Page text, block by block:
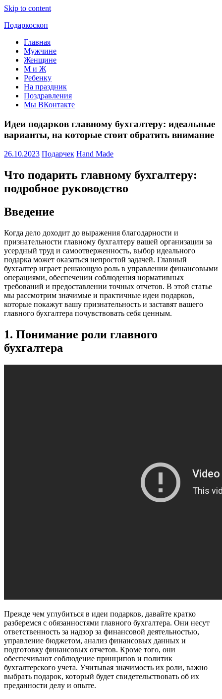
Skip to content
Подаркоскоп
Поможем
выбрать
подарить
Главная
Мужчине
Женщине
М и Ж
Ребенку
На праздник
Поздравления
Мы ВКонтакте
Идеи подарков главному бухгалтеру: идеальные
варианты, на которые стоит обратить внимание
26.10.2023 Подарчек Hand Made
Что подарить главному бухгалтеру:
подробное руководство
Введение
Когда дело доходит до выражения благодарности и
признательности главному бухгалтеру вашей организации за
усердный труд и самоотверженность, выбор идеального
подарка может оказаться непростой задачей. Главный
бухгалтер играет решающую роль в управлении финансовыми
операциями, обеспечении соблюдения нормативных
требований и предоставлении точных отчетов. В этой статье
мы рассмотрим значимые и практичные идеи подарков,
которые покажут вашу признательность и заставят вашего
главного бухгалтера почувствовать себя ценным.
1. Понимание роли главного
бухгалтера
Прежде чем углубиться в идеи подарков, давайте кратко
разберемся с обязанностями главного бухгалтера. Они несут
ответственность за надзор за финансовой деятельностью,
управление бюджетом, анализ финансовых данных и
подготовку финансовых отчетов. Кроме того, они
обеспечивают соблюдение принципов и политик
бухгалтерского учета. Учитывая значимость их роли, важно
выбрать подарок, который будет свидетельствовать об их
преданности делу и опыте.